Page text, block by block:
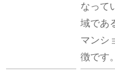
なって
域であ
マンシ
徴です。